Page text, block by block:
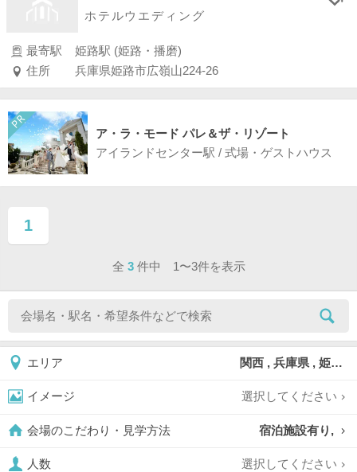
ホテルウエディング
最寄駅
姫路駅 (姫路・播磨)
住所
兵庫県姫路市広嶺山224-26
ア・ラ・モード パレ＆ザ・リゾート
アイランドセンター駅 / 式場・ゲストハウス
1
ページ目
全 3 件中 1〜3件を表示
エリア 関西 , 兵庫県 , 姫路市
イメージ 選択してください
会場のこだわり・見学方法 宿泊施設有り,
人数 選択してください